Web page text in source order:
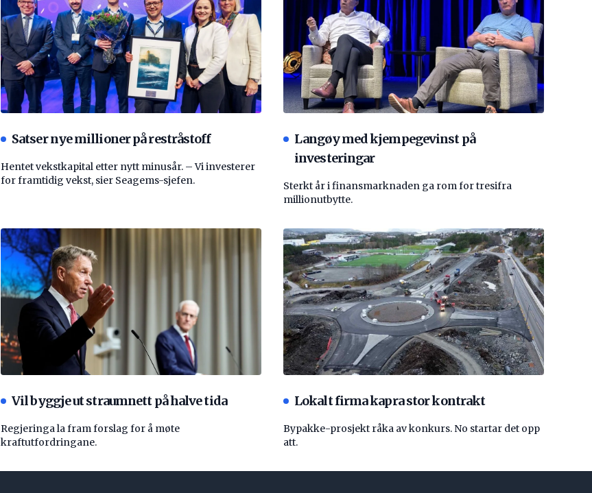
Satser nye millioner på restråstoff
Hentet vekstkapital etter nytt minusår. – Vi investerer
for framtidig vekst, sier Seagems-sjefen.
Langøy med kjempegevinst på
investeringar
Sterkt år i finansmarknaden ga rom for tresifra
millionutbytte.
Vil byggje ut straumnett på halve tida
Regjeringa la fram forslag for å møte
kraftutfordringane.
Lokalt firma kapra stor kontrakt
Bypakke-prosjekt råka av konkurs. No startar det opp
att.